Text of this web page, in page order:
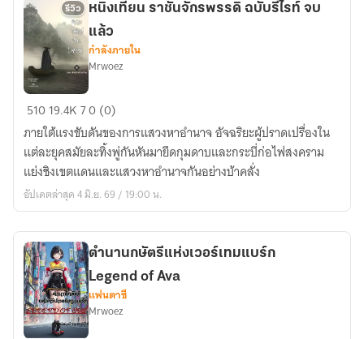
รีวิว
หนิง
เทียน
ราชัน
จักรพรรดิ
ฉบับ
รี
จบ
แล้ว
หนิงเทียน ราชันจักรพรรดิ ฉบับรีไรท์ จบ
แล้ว
กำลังภายใน
Mrwoez
51019.4K70 (0)
ภายใต้แรงขับดันของการแสวงหาอำนาจ อัจฉริยะผู้ปราดเปรื่องใน
แต่ละยุคสมัยละทิ้งพู่กันหันมายึดกุมดาบและกระบี่ก่อไฟสงคราม
แย่งชิงเขตแดนและแสวงหาอำนาจกันอย่างบ้าคลั่ง
อัปเดตล่าสุด 4 มิ.ย. 69 / 19:00 น.
ตำนานกษัตรีแห่งเวอร์เทมแบร์ก
Legend of Ava
แฟนตาซี
Mrwoez